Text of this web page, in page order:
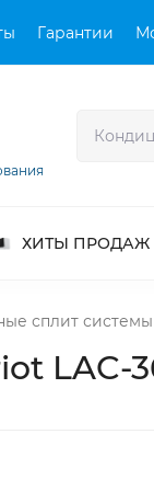
Гарантии
ХИТЫ ПРОДАЖ
сплит системы
LAC-